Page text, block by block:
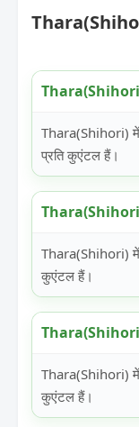
Thara(Shihori)
Thara(Shihori)
प्रति कुएंटल हैं।
Thara(Shihori)
Thara(Shihori) में
कुएंटल हैं।
Thara(Shihori)
Thara(Shihori)
कुएंटल हैं।